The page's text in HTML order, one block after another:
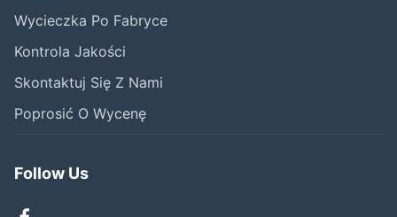
Wycieczka Po Fabryce
Kontrola Jakości
Skontaktuj Się Z Nami
Poprosić O Wycenę
Follow Us